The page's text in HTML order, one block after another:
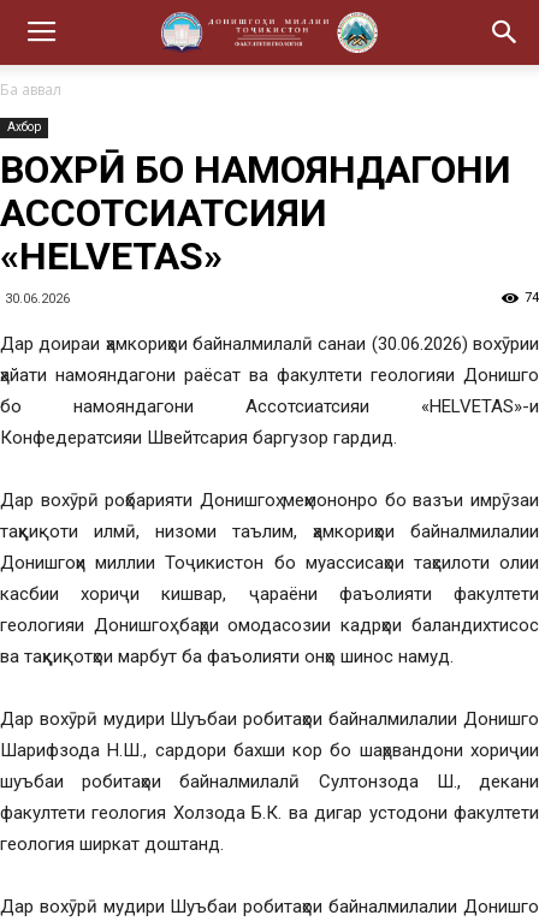
Ба аввал
Ахбор
ВОХӮРӢ БО НАМОЯНДАГОНИ
АССОТСИАТСИЯИ
«HELVETAS»
30.06.2026 74
Дар доираи ҳамкориҳои байналмилалӣ санаи (30.06.2026) вохӯрии
ҳайати намояндагони раёсат ва факултети геологияи Донишгоҳ
бо намояндагони Ассотсиатсияи «HELVETAS»-и
Конфедератсияи Швейтсария баргузор гардид.
Дар вохӯрӣ роҳбарияти Донишгоҳ меҳмононро бо вазъи имрӯзаи
таҳқиқоти илмӣ, низоми таълим, ҳамкориҳои байналмилалии
Донишгоҳи миллии Тоҷикистон бо муассисаҳои таҳсилоти олии
касбии хориҷи кишвар, ҷараёни фаъолияти факултети
геологияи Донишгоҳ баҳри омодасозии кадрҳои баландихтисос
ва таҳқиқотҳои марбут ба фаъолияти онҳо шинос намуд.
Дар вохӯрӣ мудири Шуъбаи робитаҳои байналмилалии Донишгоҳ
Шарифзода Н.Ш., сардори бахши кор бо шаҳрвандони хориҷии
шуъбаи робитаҳои байналмилалӣ Султонзода Ш., декани
факултети геология Холзода Б.К. ва дигар устодони факултети
геология ширкат доштанд.
Дар вохӯрӣ мудири Шуъбаи робитаҳои байналмилалии Донишгоҳ